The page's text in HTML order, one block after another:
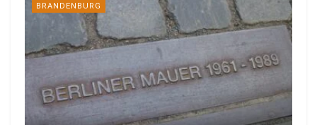
BRANDENBURG